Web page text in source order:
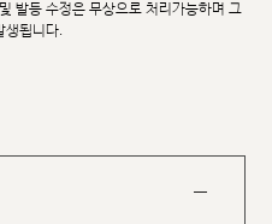
발등 수정은 무상으로 처리가능하며 그
생됩니다.